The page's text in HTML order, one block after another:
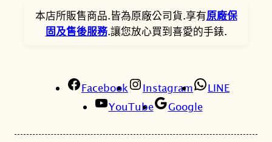
0
0
3
0
本店所販售商品.皆為原廠公司貨.享有原廠保
固及售後服務.讓您放心買到喜愛的手錶.
Facebook Instagram
LINE
YouTube
Google